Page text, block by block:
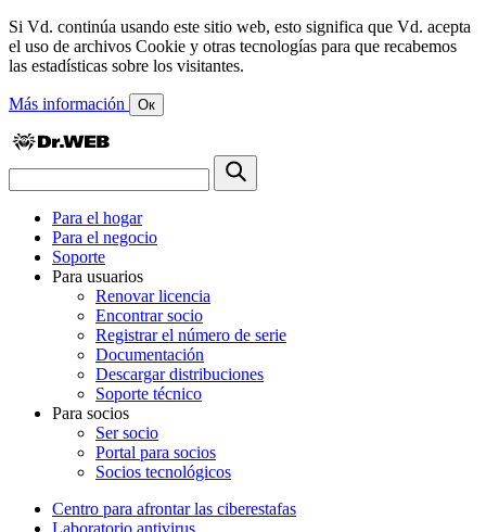
Si Vd. continúa usando este sitio web, esto significa que Vd. acepta
el uso de archivos Cookie y otras tecnologías para que recabemos
las estadísticas sobre los visitantes.
Más información Ок
Para el hogar
Para el negocio
Soporte
Para usuarios
Renovar licencia
Encontrar socio
Registrar el número de serie
Documentación
Descargar distribuciones
Soporte técnico
Para socios
Ser socio
Portal para socios
Socios tecnológicos
Centro para afrontar las ciberestafas
Laboratorio antivirus